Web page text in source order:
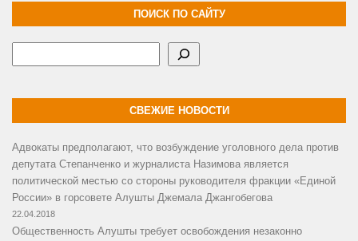
ПОИСК ПО САЙТУ
СВЕЖИЕ НОВОСТИ
Адвокаты предполагают, что возбуждение уголовного дела против
депутата Степанченко и журналиста Назимова является
политической местью со стороны руководителя фракции «Единой
России» в горсовете Алушты Джемала Джангобегова
22.04.2018
Общественность Алушты требует освобождения незаконно